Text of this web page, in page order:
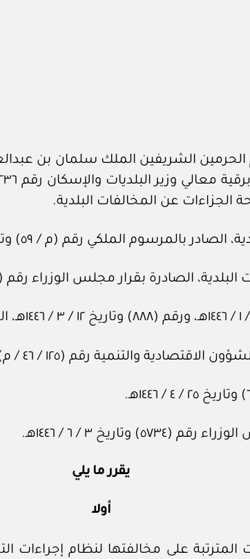
الشريفين الملك سلمان بن
الجزاءات عن المخالفات البلدية.
الملكي رقم (م / ٥٩) وتاريخ ٢٣ / ‏٩‏ / ١٤٣٥هـ.
بقرار مجلس الوزراء رقم (٩٢) وتاريخ ٥ / ‏٢‏ / ١٤٤٢هـ.
رقم (١٢٥ / ‏٤٦‏ / م) وتاريخ ٢٦ / ‏١‏ / ١٤٤٦هـ.
٣ / ‏٦‏ / ١٤٤٦هـ.
يقرر ما يلي
أولا